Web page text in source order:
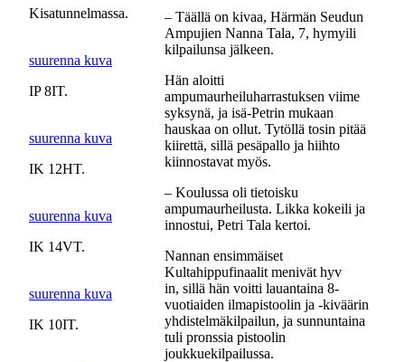
Kisatunnelmassa.
suurenna kuva
IP 8IT.
suurenna kuva
IK 12HT.
suurenna kuva
IK 14VT.
suurenna kuva
IK 10IT.
– Täällä on kivaa, Härmän Seudun
Ampujien Nanna Tala, 7, hymyili
kilpailunsa jälkeen.
Hän aloitti
ampumaurheiluharrastuksen viime
syksynä, ja isä-Petrin mukaan
hauskaa on ollut. Tytöllä tosin pitää
kiirettä, sillä pesäpallo ja hiihto
kiinnostavat myös.
– Koulussa oli tietoisku
ampumaurheilusta. Likka kokeili ja
innostui, Petri Tala kertoi.
Nannan ensimmäiset
Kultahippufinaalit menivät hyv
in, sillä hän voitti lauantaina 8-
vuotiaiden ilmapistoolin ja -kiväärin
yhdistelmäkilpailun, ja sunnuntaina
tuli pronssia pistoolin
joukkuekilpailussa.